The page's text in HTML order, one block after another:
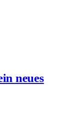
neues